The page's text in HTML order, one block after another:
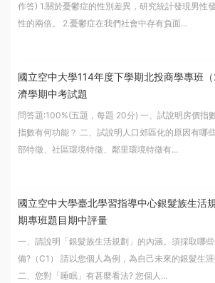
作答) 1.關於憂鬱症的性別差異，研究統計發現男性
性的兩倍。 2.憂鬱症在我們社會中存有負面...
國立空中大學114年度下學期北投商學專班
濟學期中考試題
問答題:100%(五題，每題 20分) 一、試說明房價指
指數有何功能？ 二、試說明人口郊區化的原因有哪
部特徵、社區環境特徵、鄰里環境特徵有...
國立空中大學臺北學習指導中心銀髮族生活
期專班題目期中評量
一、請說明「銀髮族生活規劃」的內涵。須採取哪
備?（C1） 請以您個人為例，為自己未來的銀髮生
二、您對「睡眠」有甚麼看法? 您個人...